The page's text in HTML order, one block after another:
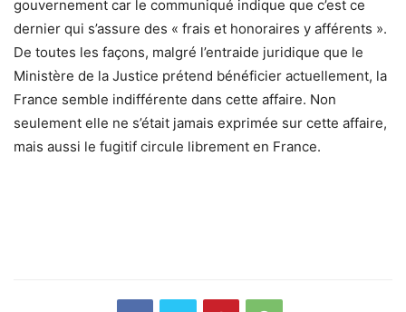
gouvernement car le communiqué indique que c’est ce
dernier qui s’assure des « frais et honoraires y afférents ».
De toutes les façons, malgré l’entraide juridique que le
Ministère de la Justice prétend bénéficier actuellement, la
France semble indifférente dans cette affaire. Non
seulement elle ne s’était jamais exprimée sur cette affaire,
mais aussi le fugitif circule librement en France.